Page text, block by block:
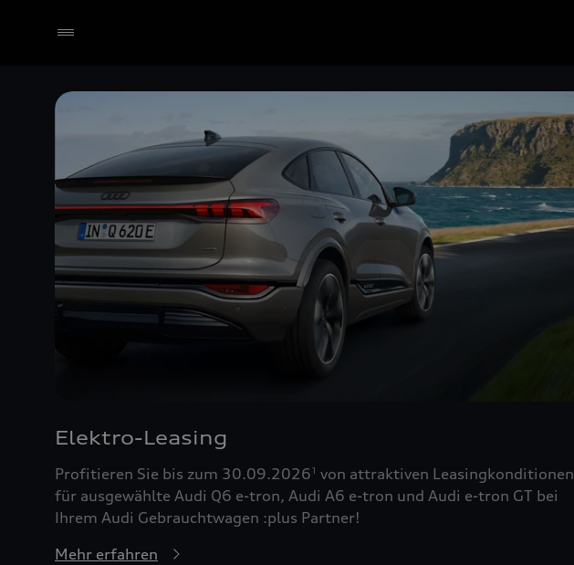
Elektro-Leasing
Profitieren Sie bis zum 30.09.20261 von attraktiven Leasingkonditionen
für ausgewählte Audi Q6 e-tron, Audi A6 e-tron und Audi e-tron GT bei
Ihrem Audi Gebrauchtwagen :plus Partner!
Mehr erfahren